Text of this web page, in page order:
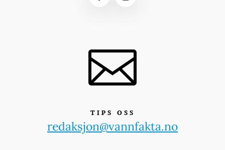

TIPS OSS
redaksjon@vannfakta.no